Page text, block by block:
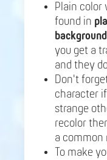
Plain color
found in
you get a
and they
Don't
character
strange
recolor
a common
To make